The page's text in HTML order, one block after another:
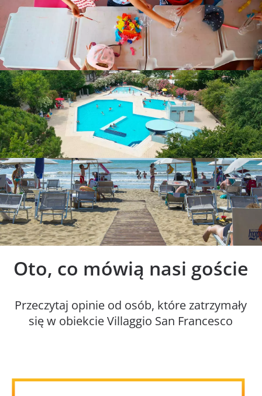
12
Oto, co mówią nasi goście
Przeczytaj opinie od osób, które zatrzymały
się w obiekcie Villaggio San Francesco